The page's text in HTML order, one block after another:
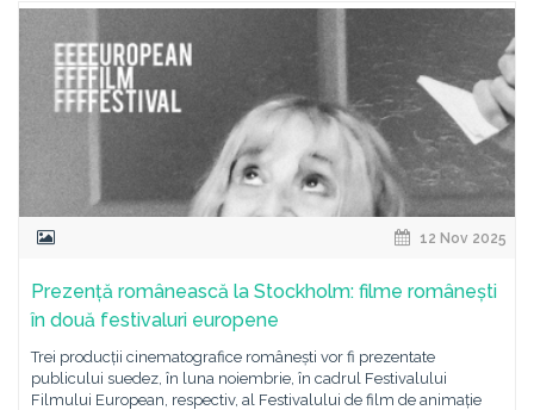
12 Nov 2025
Prezență românească la Stockholm: filme românești
în două festivaluri europene
Trei producții cinematografice românești vor fi prezentate
publicului suedez, în luna noiembrie, în cadrul Festivalului
Filmului European, respectiv, al Festivalului de film de animație